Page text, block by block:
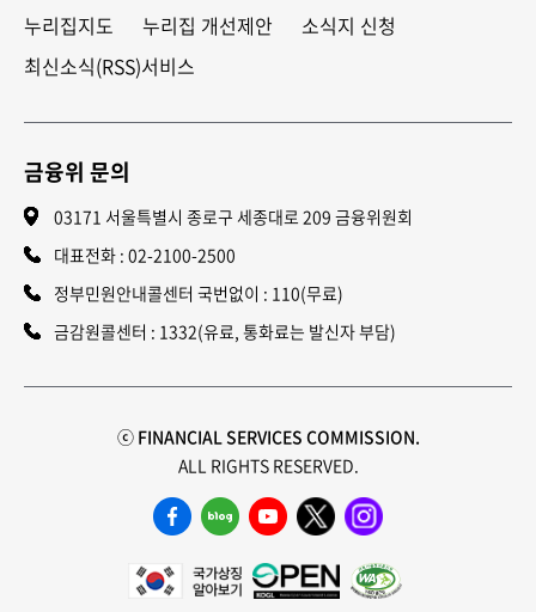
누리집지도
누리집 개선제안
소식지 신청
최신소식(RSS)서비스
금융위 문의
03171 서울특별시 종로구 세종대로 209 금융위원회
대표전화 : 02-2100-2500
정부민원안내콜센터 국번없이 : 110(무료)
금감원콜센터 : 1332(유료, 통화료는 발신자 부담)
ⓒ FINANCIAL SERVICES COMMISSION.
ALL RIGHTS RESERVED.